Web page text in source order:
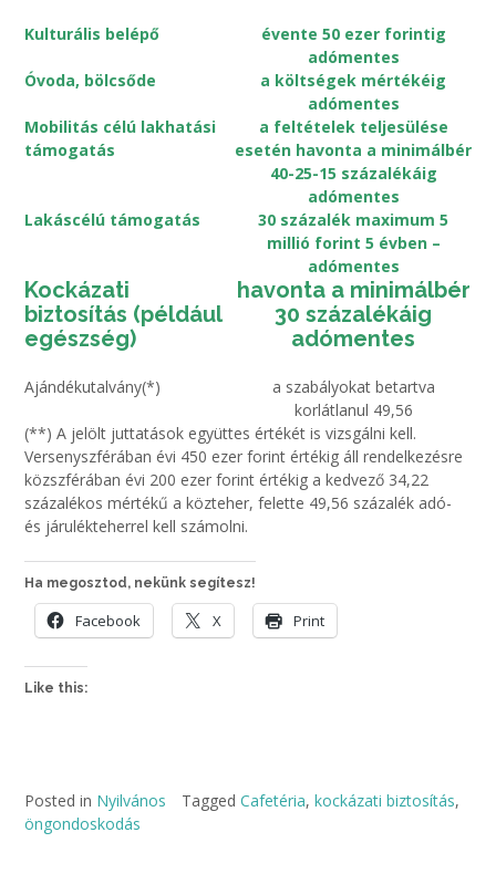
Kulturális belépő
évente 50 ezer forintig
adómentes
Óvoda, bölcsőde
a költségek mértékéig
adómentes
Mobilitás célú lakhatási
támogatás
a feltételek teljesülése
esetén havonta a minimálbér
40-25-15 százalékáig
adómentes
Lakáscélú támogatás
30 százalék maximum 5
millió forint 5 évben –
adómentes
Kockázati
biztosítás (például
egészség)
havonta a minimálbér
30 százalékáig
adómentes
Ajándékutalvány(*)
a szabályokat betartva
korlátlanul 49,56
(**) A jelölt juttatások együttes értékét is vizsgálni kell.
Versenyszférában évi 450 ezer forint értékig áll rendelkezésre
közszférában évi 200 ezer forint értékig a kedvező 34,22
százalékos mértékű a közteher, felette 49,56 százalék adó-
és járulékteherrel kell számolni.
Ha megosztod, nekünk segítesz!
Facebook X Print
Like this:
Posted in Nyilvános Tagged Cafetéria, kockázati biztosítás,
öngondoskodás